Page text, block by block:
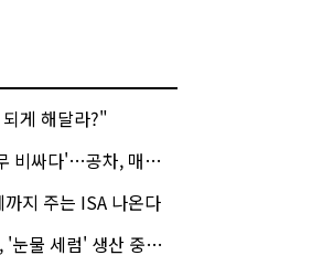
게 해달라?"
'…공차, 매각 성공할까
지 주는 ISA 나온다
세럼' 생산 중단한다